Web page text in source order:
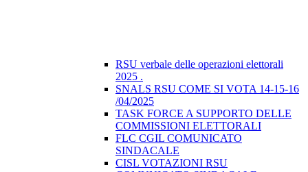
RSU verbale delle operazioni elettorali
2025 .
SNALS RSU COME SI VOTA 14-15-16
/04/2025
TASK FORCE A SUPPORTO DELLE
COMMISSIONI ELETTORALI
FLC CGIL COMUNICATO
SINDACALE
CISL VOTAZIONI RSU